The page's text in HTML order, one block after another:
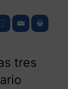
tres